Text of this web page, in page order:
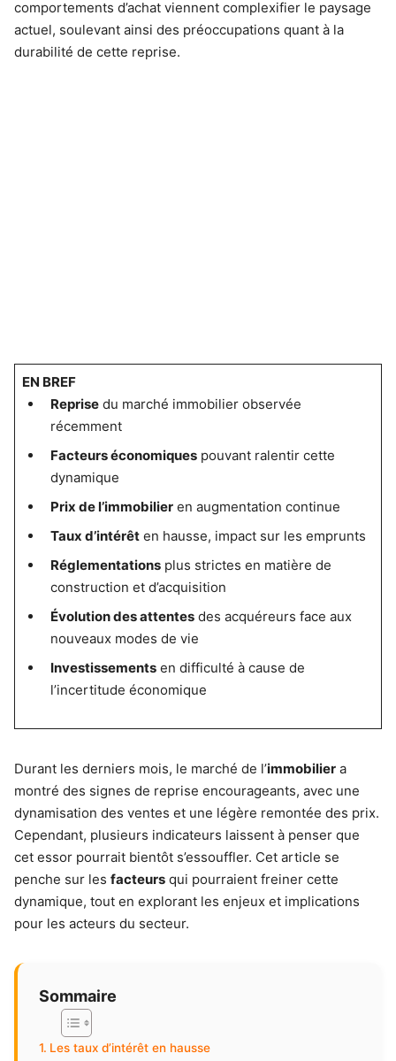
comportements d’achat viennent complexifier le paysage
actuel, soulevant ainsi des préoccupations quant à la
durabilité de cette reprise.
EN BREF
Reprisedu marché immobilier observée
récemment
Facteurs économiquespouvant ralentir cette
dynamique
Prix de l’immobilieren augmentation continue
Taux d’intérêten hausse, impact sur les emprunts
Réglementationsplus strictes en matière de
construction et d’acquisition
Évolution des attentesdes acquéreurs face aux
nouveaux modes de vie
Investissementsen difficulté à cause de
l’incertitude économique
Durant les derniers mois, le marché de l’immobilier a
montré des signes de reprise encourageants, avec une
dynamisation des ventes et une légère remontée des prix.
Cependant, plusieurs indicateurs laissent à penser que
cet essor pourrait bientôt s’essouffler. Cet article se
penche sur les facteurs qui pourraient freiner cette
dynamique, tout en explorant les enjeux et implications
pour les acteurs du secteur.
Sommaire
Les taux d’intérêt en hausse